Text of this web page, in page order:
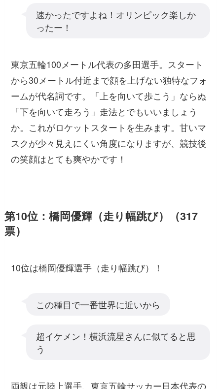
速かったですよね！オリンピック楽しか
ったー！
東京五輪100メートル代表の多田選手。スタート
から30メートル付近まで顔を上げない独特なフォ
ームが代名詞です。「上を向いて歩こう」ならぬ
「下を向いて走ろう」走法とでもいいましょう
か。これがロケットスタートを生みます。甘いマ
スクが少々見えにくい角度になりますが、競技後
の笑顔はとても爽やかです！
第10位：橋岡優輝（走り幅跳び）（317
票）
10位は橋岡優輝選手（走り幅跳び）！
この種目で一番世界に近いから
超イケメン！横浜流星さんに似てると思
う
両親は元陸上選手、東京五輪サッカー日本代表の